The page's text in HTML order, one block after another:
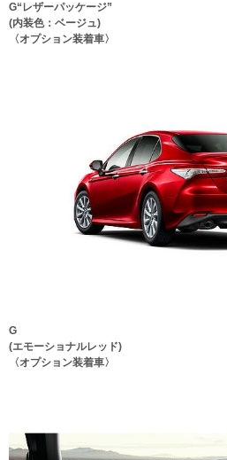
G“レザーパッケージ”
(内装色：ベージュ)
〈オプション装着車〉
G
(エモーショナルレッド)
〈オプション装着車〉